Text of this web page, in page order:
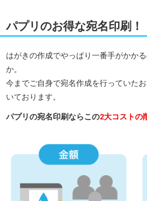
パプリのお得な宛名印刷！
はがきの作成でやっぱり一番手がかか
か。
今までご自身で宛名作成を行っていた
いております。
パプリの宛名印刷ならこの2大コストの